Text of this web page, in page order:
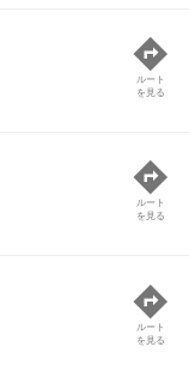
ルート
を見る
ルート
を見る
ルート
を見る